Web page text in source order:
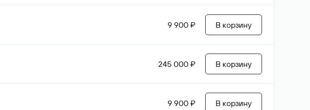
9 900 ₽ В корзину
245 000 ₽ В корзину
9 900 ₽ В корзину